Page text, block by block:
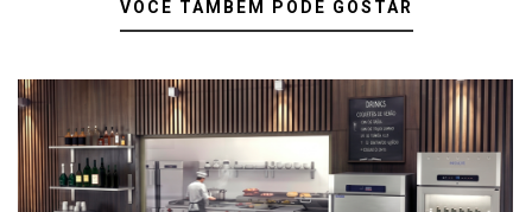
VOCÊ TAMBÉM PODE GOSTAR